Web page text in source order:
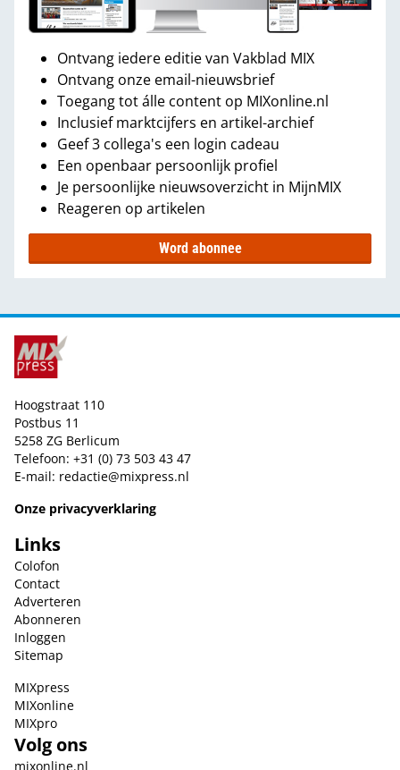
Ontvang iedere editie van Vakblad MIX
Ontvang onze email-nieuwsbrief
Toegang tot álle content op MIXonline.nl
Inclusief marktcijfers en artikel-archief
Geef 3 collega's een login cadeau
Een openbaar persoonlijk profiel
Je persoonlijke nieuwsoverzicht in MijnMIX
Reageren op artikelen
Word abonnee
Hoogstraat 110
Postbus 11
5258 ZG Berlicum
Telefoon: +31 (0) 73 503 43 47
E-mail: redactie@mixpress.nl
Onze privacyverklaring
Links
Colofon
Contact
Adverteren
Abonneren
Inloggen
Sitemap
MIXpress
MIXonline
MIXpro
Volg ons
mixonline.nl